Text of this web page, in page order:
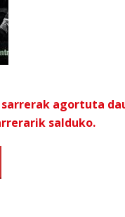
agortuta
salduko.